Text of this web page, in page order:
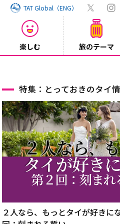
TAT Global（ENG）
楽しむ 旅のテーマ
特集：とっておきのタイ
２人なら、もっとタイが好きに